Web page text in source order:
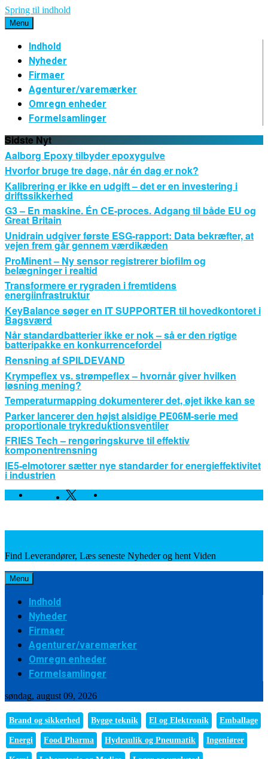
Spring til indhold
Menu
Indhold
Nyheder
Firmaer
Agenturer/varemærker
Omregn enheder
Formelsamlinger
Sidste Nyt
Aalborg Epoxy tilbyder epoxygulve
Hvorfor bruge tre dage, når én dag er nok?
Kalibrering er ikke en udgift – det er en investering i
driftssikkerhed
G3 – En maskine. Én CE-proces. Adgang til både EU og
Great Britain
Unidrain udgiver første ESG-rapport: Data bekræfter, at
vejen frem går gennem værdikæden
ProMinent – Ny sensor registrerer biofilm og
belægninger i realtid
Transformere er rygraden i fremtidens
energiinfrastruktur
KeyBalance søger en IT SUPPORTER til hovedkontoret i
Bagsværd
Når standardbatterier ikke er nok – så er den rigtige
batteripakke en konkurrencefordel
Rensning af SPILDEVAND
Krympeflex vs. strømpeflex – hvornår giver hvilken
løsning mening?
Temperaturmapping dokumenterer det, øjet ikke kan se
Parker lancerer den højst alsidige PE06M-serie med
proportionale trykreduktionsventiler
FRIES Tech – rengøringskurve til effektiv
komponentrensning
IE5-elmotorer sætter nye standarder for energieffektivitet
i industrien
Facebook Twitter
Find Leverandører, Læs seneste Nyheder og hent Viden
Menu
Indhold
Nyheder
Firmaer
Agenturer/varemærker
Omregn enheder
Formelsamlinger
søndag, august 09, 2026
Brand og sikkerhed Bygge teknik El og Elektronik Emballage
Energi Food Pharma Hydraulik og Pneumatik Ingeniører